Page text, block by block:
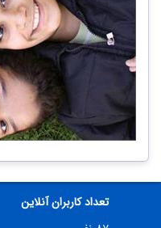
تعداد کاربران آنلاین